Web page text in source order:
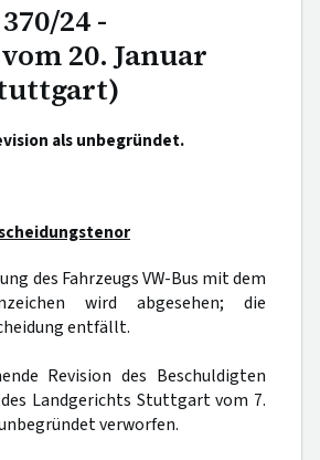
24 -
20. Januar
als unbegründet.
des Fahrzeugs VW-Bus mit dem
wird abgesehen; die
entfällt.
Revision des Beschuldigten
Landgerichts Stuttgart vom 7.
verworfen.